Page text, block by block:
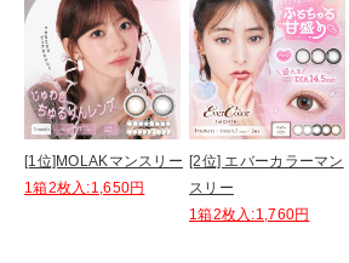
[1位]MOLAKマンスリー
1箱2枚入:1,650円
[2位] エバーカラーマン
スリー
1箱2枚入:1,760円